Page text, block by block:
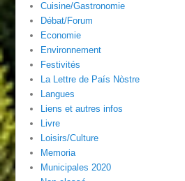
Cuisine/Gastronomie
Débat/Forum
Economie
Environnement
Festivités
La Lettre de País Nòstre
Langues
Liens et autres infos
Livre
Loisirs/Culture
Memoria
Municipales 2020